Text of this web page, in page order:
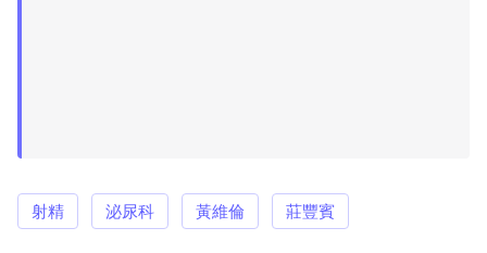
射精 泌尿科 黃維倫 莊豐賓